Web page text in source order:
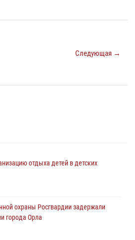
Следующая →
отдыха детей в детских
охраны Росгвардии задержали
города Орла